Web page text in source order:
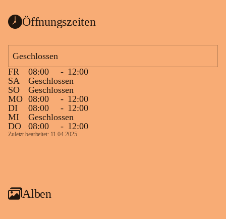
Öffnungszeiten
Geschlossen
FR
08:00 - 12:00
SA
Geschlossen
SO
Geschlossen
MO 08:00 - 12:00
DI
08:00 - 12:00
MI
Geschlossen
DO
08:00 - 12:00
Zuletzt bearbeitet: 11.04.2025
Alben